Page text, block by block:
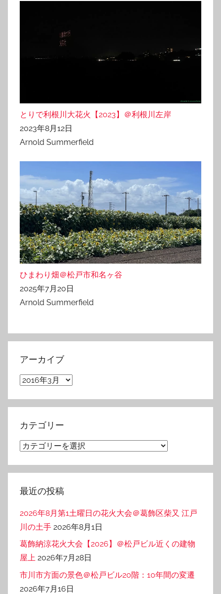
とりで利根川大花火【2023】＠利根川左岸
2023年8月12日
Arnold Summerfield
ひまわり畑＠松戸市和名ヶ谷
2025年7月20日
Arnold Summerfield
アーカイブ
ア
カ
イ
カテゴリー
カ
ゴ
リ
最近の投稿
2026年8月第1土曜日の花火大会＠葛飾区柴又 江戸
川の土手 2026年8月1日
葛飾納涼花火大会【2026】＠松戸ビル近くの建物
屋上 2026年7月28日
市川市方面の景色＠松戸ビル20階：10年間の変遷
2026年7月16日